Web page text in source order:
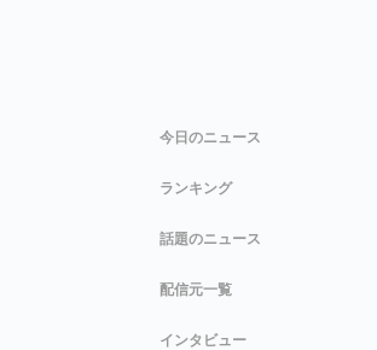
今日のニュース
ランキング
話題のニュース
配信元一覧
インタビュー